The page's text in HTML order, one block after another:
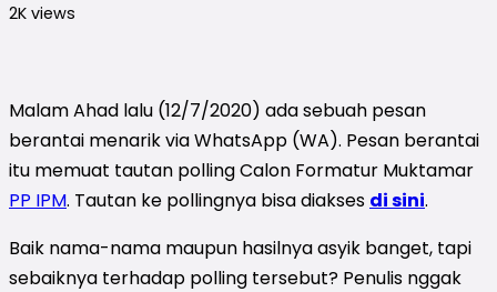
2K views
Malam Ahad lalu (12/7/2020) ada sebuah pesan
berantai menarik via WhatsApp (WA). Pesan berantai
itu memuat tautan polling Calon Formatur Muktamar
PP IPM. Tautan ke pollingnya bisa diakses di sini.
Baik nama-nama maupun hasilnya asyik banget, tapi
sebaiknya terhadap polling tersebut? Penulis nggak